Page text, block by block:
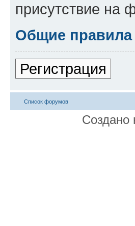
присутствие на
Общие правила
Регистрация
Список форумов
Создано